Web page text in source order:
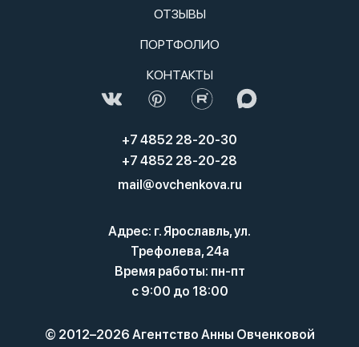
ОТЗЫВЫ
ПОРТФОЛИО
КОНТАКТЫ
+7 4852 28-20-30
+7 4852 28-20-28
mail@ovchenkova.ru
Адрес: г. Ярославль, ул.
Трефолева, 24а
Время работы: пн-пт
с 9:00 до 18:00
© 2012–2026 Агентство Анны Овченковой